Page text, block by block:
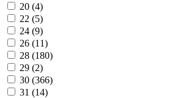
20 (4)
22 (5)
24 (9)
26 (11)
28 (180)
29 (2)
30 (366)
31 (14)